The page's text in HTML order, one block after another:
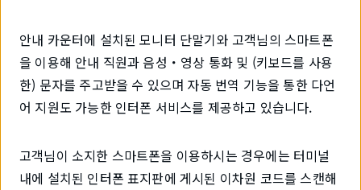
안내 카운터에 설치된 모니터 단말기와 고객님의 스마트폰
을 이용해 안내 직원과 음성・영상 통화 및 (키보드를 사용
한) 문자를 주고받을 수 있으며 자동 번역 기능을 통한 다언
어 지원도 가능한 인터폰 서비스를 제공하고 있습니다.
고객님이 소지한 스마트폰을 이용하시는 경우에는 터미널
내에 설치된 인터폰 표지판에 게시된 이차원 코드를 스캔해